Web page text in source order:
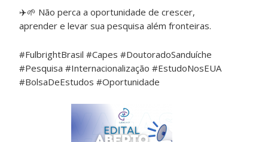
✈️🌱 Não perca a oportunidade de crescer,
aprender e levar sua pesquisa além fronteiras.
#FulbrightBrasil #Capes #DoutoradoSanduíche
#Pesquisa #Internacionalização #EstudoNosEUA
#BolsaDeEstudos #Oportunidade